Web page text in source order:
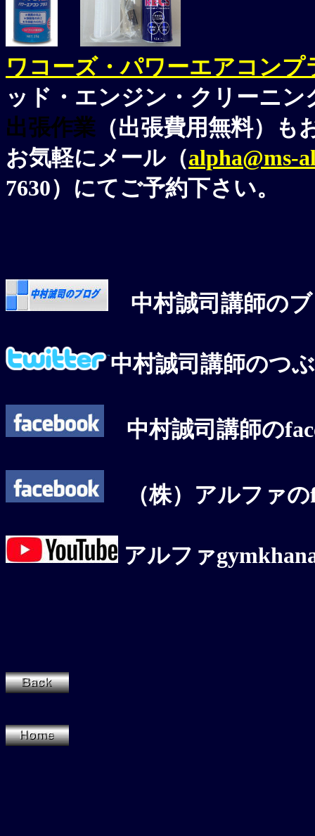
ワコーズ・パワーエアコンプ
ッド・エンジン・クリーニン
出張作業 （出張費用無料）
お気軽にメール（alpha@ms-
7630）にてご予約下さい。
中村誠司講師の
中村誠司講師のつ
中村誠司講師の
（株）アルファの
アルファ